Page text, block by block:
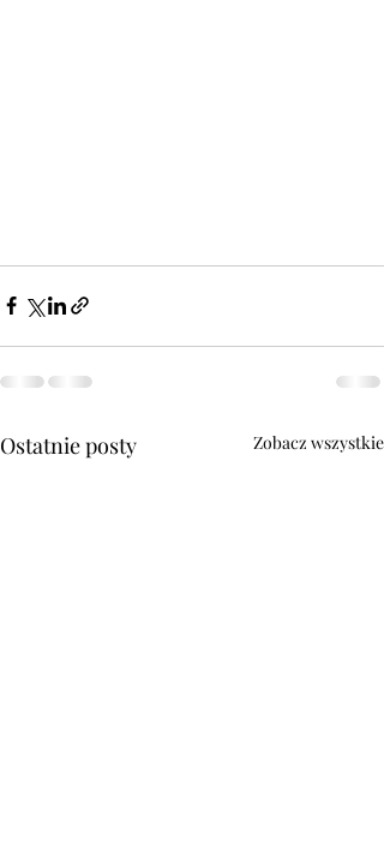
Ostatnie posty Zobacz wszystkie